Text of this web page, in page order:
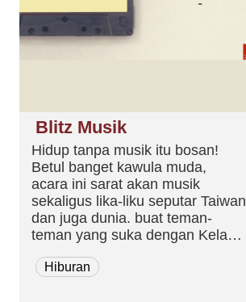
Blitz Musik
Hidup tanpa musik itu bosan!
Betul banget kawula muda,
acara ini sarat akan musik
sekaligus lika-liku seputar Taiwan
dan juga dunia. buat teman-
teman yang suka dengan Kelap
maupun Branded, langsung aja
Hiburan